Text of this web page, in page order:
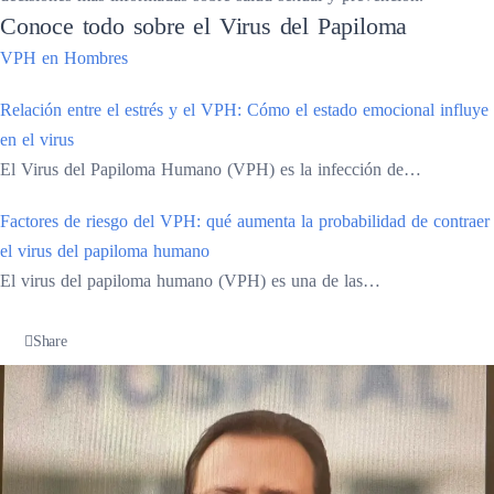
Conoce todo sobre el Virus del Papiloma
VPH en Hombres
Relación entre el estrés y el VPH: Cómo el estado emocional influye
en el virus
El Virus del Papiloma Humano (VPH) es la infección de…
Factores de riesgo del VPH: qué aumenta la probabilidad de contraer
el virus del papiloma humano
El virus del papiloma humano (VPH) es una de las…
Share